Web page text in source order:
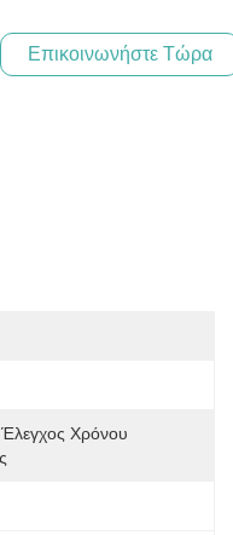
Επικοινωνήστε Τώρα
Χρόνου